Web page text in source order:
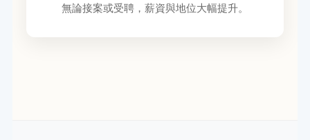
無論接案或受聘，薪資與地位大幅提升。